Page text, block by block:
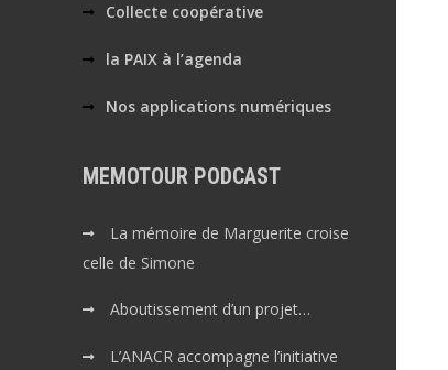
Collecte coopérative
la PAIX à l’agenda
Nos applications numériques
MEMOTOUR PODCAST
La mémoire de Marguerite croise
celle de Simone
Aboutissement d’un projet…
L’ANACR accompagne l’initiative